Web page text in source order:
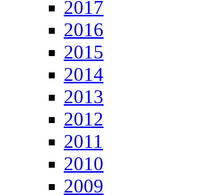
2017
2016
2015
2014
2013
2012
2011
2010
2009